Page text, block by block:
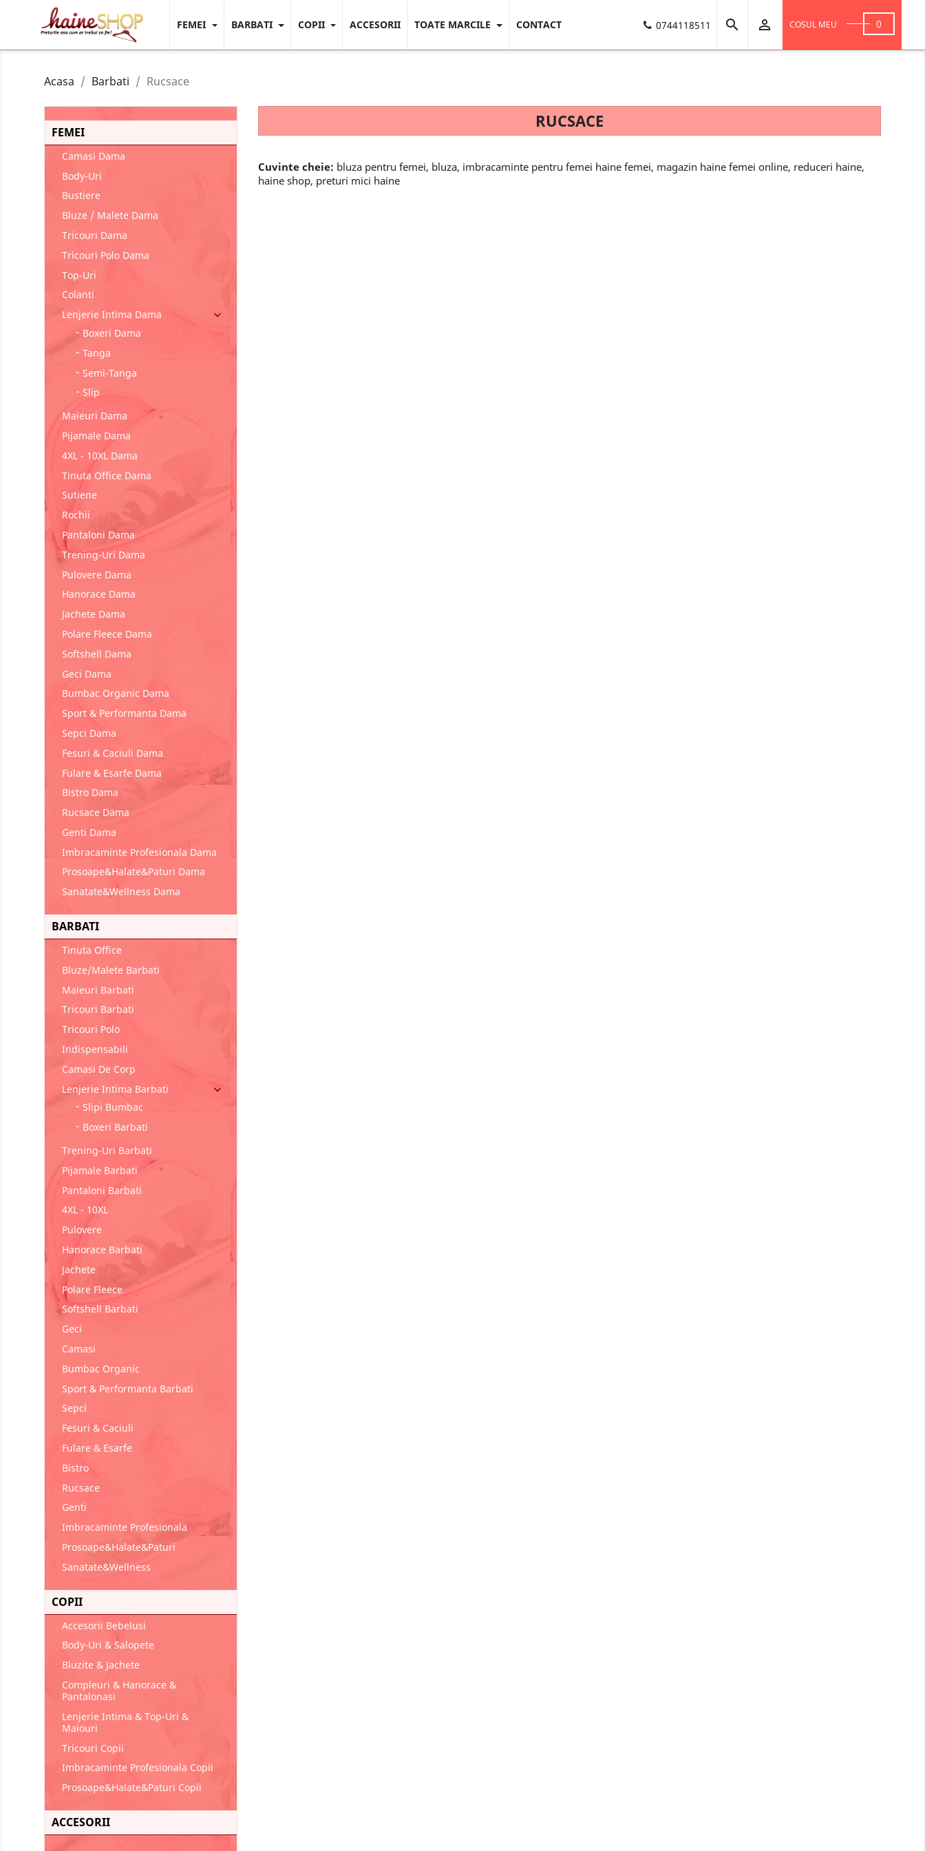
FEMEI BARBATI COPII ACCESORII TOATE MARCILE CONTACT 0744118511   COSUL MEU 0
Acasa Barbati Rucsace
FEMEI
Camasi Dama
Body-Uri
Bustiere
Bluze / Malete Dama
Tricouri Dama
Tricouri Polo Dama
Top-Uri
Colanti
Lenjerie Intima Dama

Boxeri Dama
Tanga
Semi-Tanga
Slip
Maieuri Dama
Pijamale Dama
4XL - 10XL Dama
Tinuta Office Dama
Sutiene
Rochii
Pantaloni Dama
Trening-Uri Dama
Pulovere Dama
Hanorace Dama
Jachete Dama
Polare Fleece Dama
Softshell Dama
Geci Dama
Bumbac Organic Dama
Sport & Performanta Dama
Sepci Dama
Fesuri & Caciuli Dama
Fulare & Esarfe Dama
Bistro Dama
Rucsace Dama
Genti Dama
Imbracaminte Profesionala Dama
Prosoape&Halate&Paturi Dama
Sanatate&Wellness Dama
BARBATI
Tinuta Office
Bluze/malete Barbati
Maieuri Barbati
Tricouri Barbati
Tricouri Polo
Indispensabili
Camasi De Corp
Lenjerie Intima Barbati

Slipi Bumbac
Boxeri Barbati
Trening-Uri Barbati
Pijamale Barbati
Pantaloni Barbati
4XL - 10XL
Pulovere
Hanorace Barbati
Jachete
Polare Fleece
Softshell Barbati
Geci
Camasi
Bumbac Organic
Sport & Performanta Barbati
Sepci
Fesuri & Caciuli
Fulare & Esarfe
Bistro
Rucsace
Genti
Imbracaminte Profesionala
Prosoape&Halate&Paturi
Sanatate&Wellness
COPII
Accesorii Bebelusi
Body-Uri & Salopete
Bluzite & Jachete
Compleuri & Hanorace &
Pantalonasi
Lenjerie Intima & Top-Uri &
Maiouri
Tricouri Copii
Imbracaminte Profesionala Copii
Prosoape&Halate&Paturi Copii
ACCESORII
RUCSACE
Cuvinte cheie: bluza pentru femei, bluza, imbracaminte pentru femei haine femei, magazin haine femei online, reduceri haine,
haine shop, preturi mici haine